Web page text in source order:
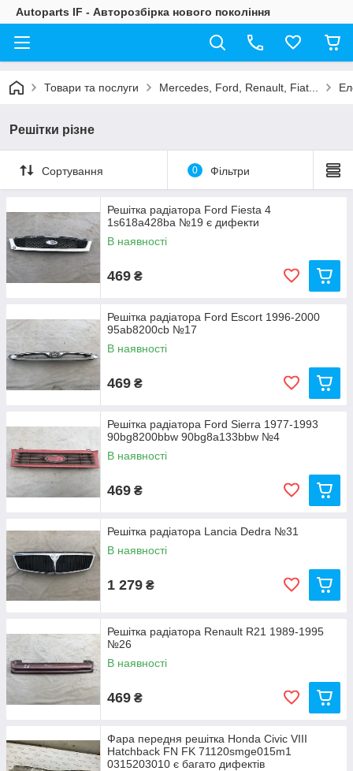
Autoparts IF - Авторозбірка нового покоління
Товари та послуги Mercedes, Ford, Renault, Fiat...
Решітки різне
Сортування 0 Фільтри
Решітка радіатора Ford Fiesta 4
1s618a428ba №19 є дифекти
В наявності
469 ₴
Решітка радіатора Ford Escort 1996-2000
95ab8200cb №17
В наявності
469 ₴
Решітка радіатора Ford Sierra 1977-1993
90bg8200bbw 90bg8a133bbw №4
В наявності
469 ₴
Решітка радіатора Lancia Dedra №31
В наявності
1 279 ₴
Решітка радіатора Renault R21 1989-1995
№26
В наявності
469 ₴
Фара передня решітка Honda Civic VIII
Hatchback FN FK 71120smge015m1
0315203010 є багато дифектів